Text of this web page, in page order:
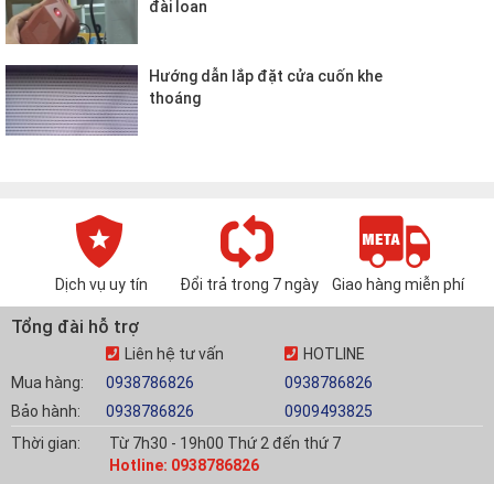
đài loan
Hướng dẫn lắp đặt cửa cuốn khe
thoáng
Dịch vụ uy tín Đổi trả trong 7 ngày Giao hàng miễn phí
Tổng đài hỗ trợ
Mua hàng:
Bảo hành:
Liên hệ tư vấn
0938786826
0938786826
HOTLINE
0938786826
0909493825
Thời gian:
Từ 7h30 - 19h00 Thứ 2 đến thứ 7
Hotline: 0938786826